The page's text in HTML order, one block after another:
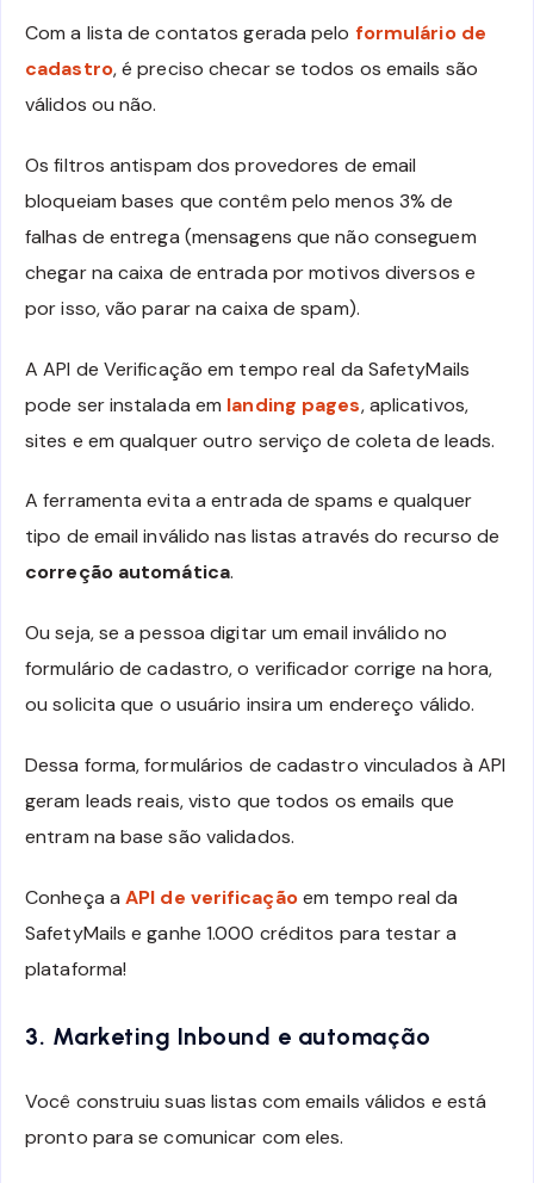
Com a lista de contatos gerada pelo formulário de
cadastro, é preciso checar se todos os emails são
válidos ou não.
Os filtros antispam dos provedores de email
bloqueiam bases que contêm pelo menos 3% de
falhas de entrega (mensagens que não conseguem
chegar na caixa de entrada por motivos diversos e
por isso, vão parar na caixa de spam).
A API de Verificação em tempo real da SafetyMails
pode ser instalada em landing pages, aplicativos,
sites e em qualquer outro serviço de coleta de leads.
A ferramenta evita a entrada de spams e qualquer
tipo de email inválido nas listas através do recurso de
correção automática.
Ou seja, se a pessoa digitar um email inválido no
formulário de cadastro, o verificador corrige na hora,
ou solicita que o usuário insira um endereço válido.
Dessa forma, formulários de cadastro vinculados à API
geram leads reais, visto que todos os emails que
entram na base são validados.
Conheça a API de verificaçãoem tempo real da
SafetyMails e ganhe 1.000 créditos para testar a
plataforma!
3. Marketing Inbound e automação
Você construiu suas listas com emails válidos e está
pronto para se comunicar com eles.